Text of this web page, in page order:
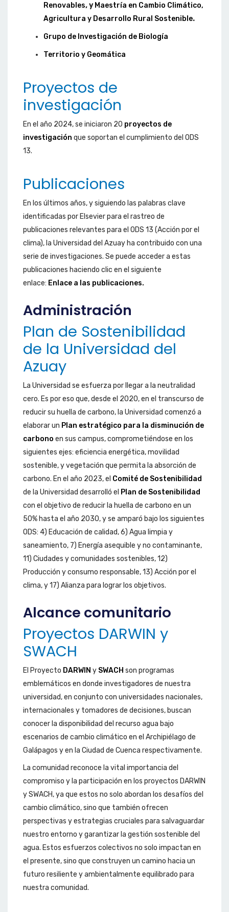
Renovables, y Maestría en Cambio Climático,
Agricultura y Desarrollo Rural Sostenible.
Grupo de Investigación de Biología
Territorio y Geomática
Proyectos de
investigación
En el año 2024, se iniciaron 20 proyectos de
investigación que soportan el cumplimiento del ODS
13.
Publicaciones
En los últimos años, y siguiendo las palabras clave
identificadas por Elsevier para el rastreo de
publicaciones relevantes para el ODS 13 (Acción por el
clima), la Universidad del Azuay ha contribuido con una
serie de investigaciones. Se puede acceder a estas
publicaciones haciendo clic en el siguiente
enlace: Enlace a las publicaciones.
Administración
Plan de Sostenibilidad
de la Universidad del
Azuay
La Universidad se esfuerza por llegar a la neutralidad
cero. Es por eso que, desde el 2020, en el transcurso de
reducir su huella de carbono, la Universidad comenzó a
elaborar un Plan estratégico para la disminución de
carbono en sus campus, comprometiéndose en los
siguientes ejes: eficiencia energética, movilidad
sostenible, y vegetación que permita la absorción de
carbono. En el año 2023, el Comité de Sostenibilidad
de la Universidad desarrolló el Plan de Sostenibilidad
con el objetivo de reducir la huella de carbono en un
50% hasta el año 2030, y se amparó bajo los siguientes
ODS: 4) Educación de calidad, 6) Agua limpia y
saneamiento, 7) Energía asequible y no contaminante,
11) Ciudades y comunidades sostenibles, 12)
Producción y consumo responsable, 13) Acción por el
clima, y 17) Alianza para lograr los objetivos.
Alcance comunitario
Proyectos DARWIN y
SWACH
El Proyecto DARWIN y SWACH son programas
emblemáticos en donde investigadores de nuestra
universidad, en conjunto con universidades nacionales,
internacionales y tomadores de decisiones, buscan
conocer la disponibilidad del recurso agua bajo
escenarios de cambio climático en el Archipiélago de
Galápagos y en la Ciudad de Cuenca respectivamente.
La comunidad reconoce la vital importancia del
compromiso y la participación en los proyectos DARWIN
y SWACH, ya que estos no solo abordan los desafíos del
cambio climático, sino que también ofrecen
perspectivas y estrategias cruciales para salvaguardar
nuestro entorno y garantizar la gestión sostenible del
agua. Estos esfuerzos colectivos no solo impactan en
el presente, sino que construyen un camino hacia un
futuro resiliente y ambientalmente equilibrado para
nuestra comunidad.